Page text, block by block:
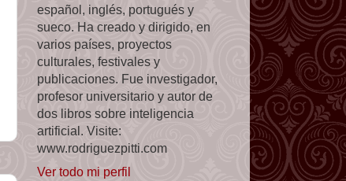
español, inglés, portugués y
sueco. Ha creado y dirigido, en
varios países, proyectos
culturales, festivales y
publicaciones. Fue investigador,
profesor universitario y autor de
dos libros sobre inteligencia
artificial. Visite:
www.rodriguezpitti.com
Ver todo mi perfil